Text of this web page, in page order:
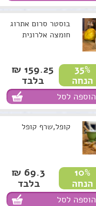
בוסטר סרום אתרוג
חומצה אלרונית
35%
הנחה
159.25 ₪
בלבד
הוספה לסל
קופל,שרף קופל
10%
הנחה
69.3 ₪
בלבד
הוספה לסל